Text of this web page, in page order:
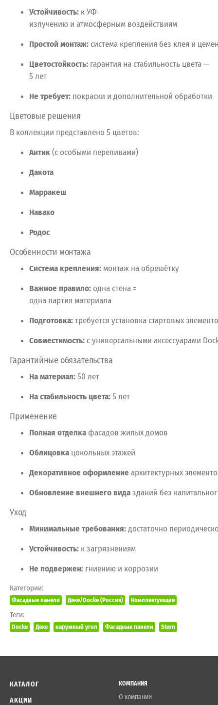
Устойчивость: кУФ-
излучению и атмосферным воздействиям
Простоймонтаж: система крепления без клея и
Цветостойкость: гарантия на стабильность цвета—
5 лет
Нетребует: покраски и дополнительной обработки
Цветовые решения
В коллекции представлено 5 цветов:
Антик(с особыми переливами)
Дакота
Марракеш
Навахо
Родос
Особенности монтажа
Система крепления: монтаж на обрешётку
Важное правило: одна стена =
одна партия материала
Подготовка:требуется установка стартовых
Совместимость: суниверсальными аксессуарами
Гарантийные обязательства
Наматериал:50 лет
Настабильность цвета:5 лет
Применение
Полная отделка фасадов жилыхдомов
Облицовка цокольных этажей
Декоративноеоформлениеархитектурных
Обновление внешнего видазданий без
Уход
Минимальныетребования:достаточно
Устойчивость: кзагрязнениям
Не подвержен: гниению и коррозии
Категории:
Фасадные панели Деке/Docke (Россия) Комплектующие
Теги:
Docke Деке наружный угол Фасадные панели Stern
КАТАЛОГ
АКЦИИ
КОМПАНИЯ
О компании